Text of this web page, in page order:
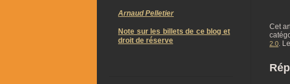
Cet
2.0.
Arnaud Pelletier
Note sur les billets de ce blog et
droit de réserve